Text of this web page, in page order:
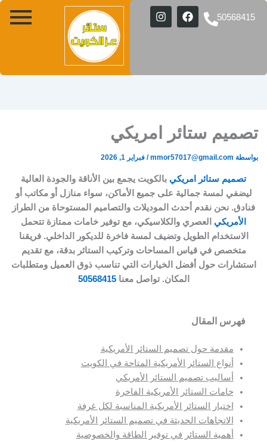
50568415
F
o
I
r
ستائر امريكي
mmor57017@gmail.com
/فبراير 1, 2026
تصميم ستائر امريكيبالكويت يجمع بين الأناقة والجودة العالية
ليضفي لمسة جمالية على جميع الأماكن، سواء منازل أو مكاتب أو
فنادق. نحن نقدم أحدث الموديلات والتصاميم المستوحاة من الطراز
الأمريكيالعصري والكلاسيكي، مع توفير خامات ممتازة تتحمل
الاستخدام الطويل وتضيف لمسة فاخرة للديكور الداخلي. فريقنا
متخصص في قياس المساحات وتركيب الستائر بدقة، مع تقديم
استشارات حول أفضل الخيارات التي تناسب ذوق العميل ومتطلبات
المكان. تواصل معنا50568415
فهرس المقال
مقدمة حول تصميم الستائر الأمريكية
أنواع الستائر الأمريكية المتاحة في الكويت
أساليب تصميم الستائر الأمريكي
خامات الستائر الأمريكية الفاخرة
اختيار الستائر الأمريكية المناسبة لكل غرفة
الاتجاهات الحديثة في تصميم الستائر الأمريكية
أهمية الستائر في توفير الطاقة والخصوصية
ستائر
ويفي
مودرن
تصميم
ستائر
الكويت
ستائر
دبل
تفصيل
ستائر
مكتب
ستائر
امريكي
ستائر
ويفي
الكويت